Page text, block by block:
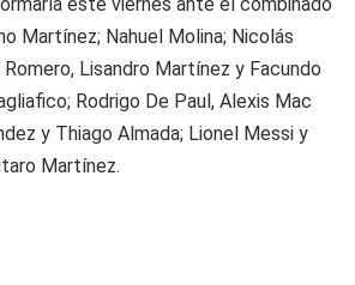
Martínez; Nahuel Molina; Nicolás
Lisandro Martínez y Facundo
Rodrigo De Paul, Alexis Mac
y Thiago Almada; Lionel Messi y
Martínez.